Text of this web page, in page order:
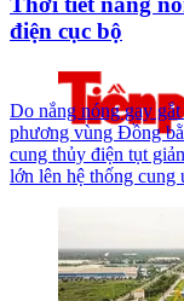
điện cục bộ
Do nắng nóng gay
phương vùng Đồng
cung thủy điện tụt
lớn lên hệ thống cung